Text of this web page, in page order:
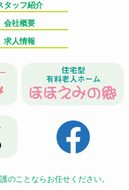
タッフ紹介
会社概要
求人情報
のことならお任せください。